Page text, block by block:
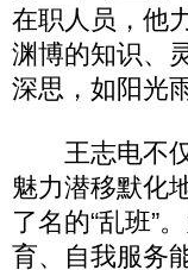
在职人员，他
渊博的知识、
深思，如阳光
王志电不仅
魅力潜移默化
了名的“乱班”
育、自我服务